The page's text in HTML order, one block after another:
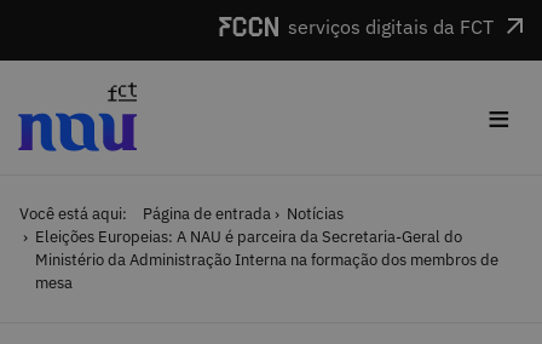
serviços digitais da FCT
≡
Você está aqui: Página de entrada
Notícias
Eleições Europeias: A NAU é parceira da Secretaria-Geral do
Ministério da Administração Interna na formação dos membros de
mesa